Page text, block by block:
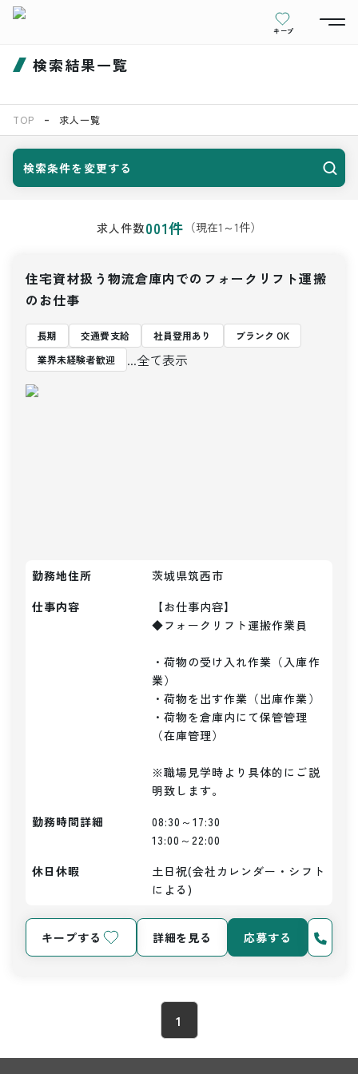
キープ
検索結果一覧
TOP 求人一覧
検索条件を変更する
求人件数001件 （現在1 ～1件）
住宅資材扱う物流倉庫内でのフォークリフト運搬
のお仕事
長期 交通費支給 社員登用あり
ブランク OK
業界未経験者歓迎
...全て表示
勤務地住所
茨城県筑西市
仕事内容
【お仕事内容】
◆フォークリフト運搬作業員
・荷物の受け入れ作業（入庫作
業）
・荷物を出す作業（出庫作業）
・荷物を倉庫内にて保管管理
（在庫管理）
※職場見学時より具体的にご説
明致します。
勤務時間詳細
08:30～17:30
13:00～22:00
休日休暇
土日祝(会社カレンダー・シフト
による)
キープする 詳細を見る 応募する
1